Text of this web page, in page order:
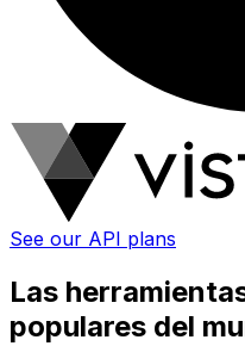
See our API plans
Las
populares del